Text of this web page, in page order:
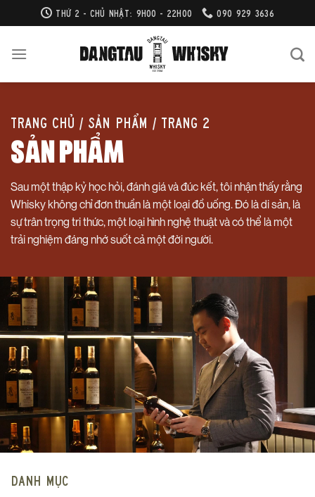
qua
dung
THỨ 2 - CHỦ NHẬT: 9H00 - 22H00 090 929 3636
Trang chủ / Sản phẩm / Trang 2
SẢN PHẨM
Sau một thập kỷ học hỏi, đánh giá và đúc kết, tôi nhận thấy rằng
Whisky không chỉ đơn thuần là một loại đồ uống. Đó là di sản, là
sự trân trọng tri thức, một loại hình nghệ thuật và có thể là một
trải nghiệm đáng nhớ suốt cả một đời người.
DANH MỤC